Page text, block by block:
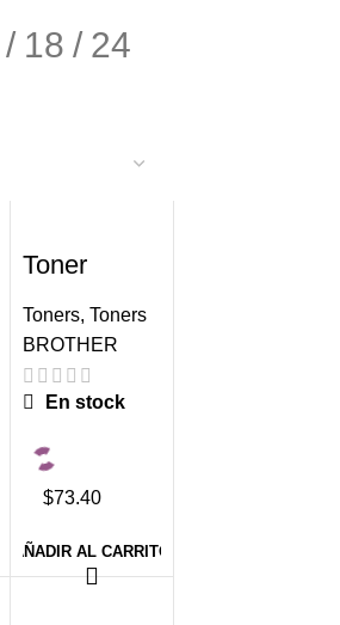
18 24
Toner
210M
Magenta
1,400
paginas
Toners, Toners
BROTHER
En stock
$73.40
AÑADIR AL CARRITO